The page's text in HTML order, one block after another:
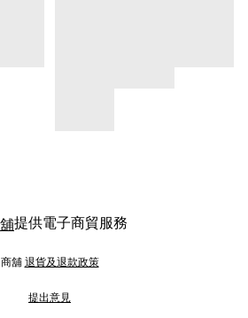
提供電子商貿服務
商舖 退貨及退款政策
提出意見